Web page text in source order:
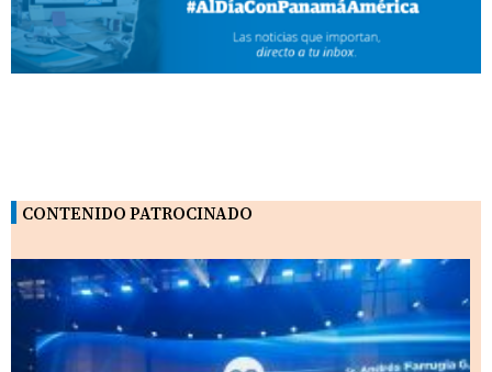
CONTENIDO PATROCINADO